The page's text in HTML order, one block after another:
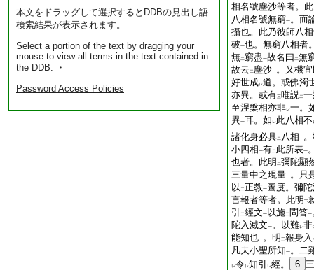
本文をドラッグして選択するとDDBの見出し語
検索結果が表示されます。
Select a portion of the text by dragging your
mouse to view all terms in the text contained in
the DDB. ・
Password Access Policies
相名號塵沙等者。
八相名號無窮一。而
攝也。此乃彼師八
破一也。無窮八相者
無二窮盡一故名曰 二無
故云 二塵沙一。又機
好世成レ道。或佛濁
亦異。或有三唯説二
至涅槃相亦非レ一。
異一耳。如 レ此八相不
諸化身必具二 八相一
小四相一有二 此所表一
也者。此明 二彌陀顯
三量中之現量一。只
以 二正教一 圖度。彌
言報者等者。此明 下
引
二經文一 以施二 問答一
陀入滅文一。以難レ非
能知也一。明 三報身
凡夫小聖所知一。二
レ令レ知引 レ經。 6